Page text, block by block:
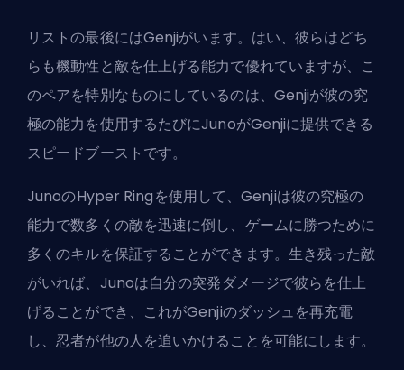
リストの最後にはGenjiがいます。はい、彼らはどち
らも機動性と敵を仕上げる能力で優れていますが、こ
のペアを特別なものにしているのは、Genjiが彼の究
極の能力を使用するたびにJunoがGenjiに提供できる
スピードブーストです。
JunoのHyper Ringを使用して、Genjiは彼の究極の
能力で数多くの敵を迅速に倒し、ゲームに勝つために
多くのキルを保証することができます。生き残った敵
がいれば、Junoは自分の突発ダメージで彼らを仕上
げることができ、これがGenjiのダッシュを再充電
し、忍者が他の人を追いかけることを可能にします。